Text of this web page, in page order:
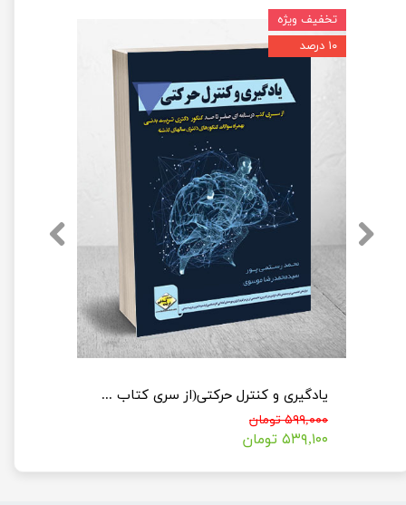
یادگیری و کنترل حرکتی(از سری کتاب های صفر تا صدکنکور)
۵۹۹,۰۰۰ تومان
۵۳۹,۱۰۰ تومان
تخفیف ویژه
۱۰ درصد